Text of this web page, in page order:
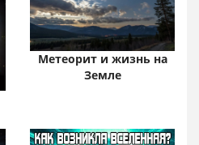
Метеорит и жизнь на
Земле